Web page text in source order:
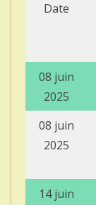
Date
08 juin
2025
08 juin
2025
14 juin